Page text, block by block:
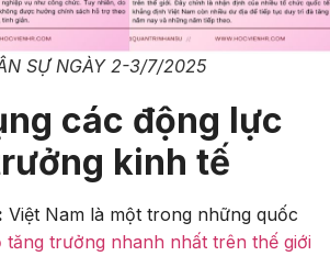
SỰ NGÀY 2-3/7/2025
các động lực
kinh tế
Việt Nam là một trong những quốc
tăng trưởng nhanh nhất trên thế giới